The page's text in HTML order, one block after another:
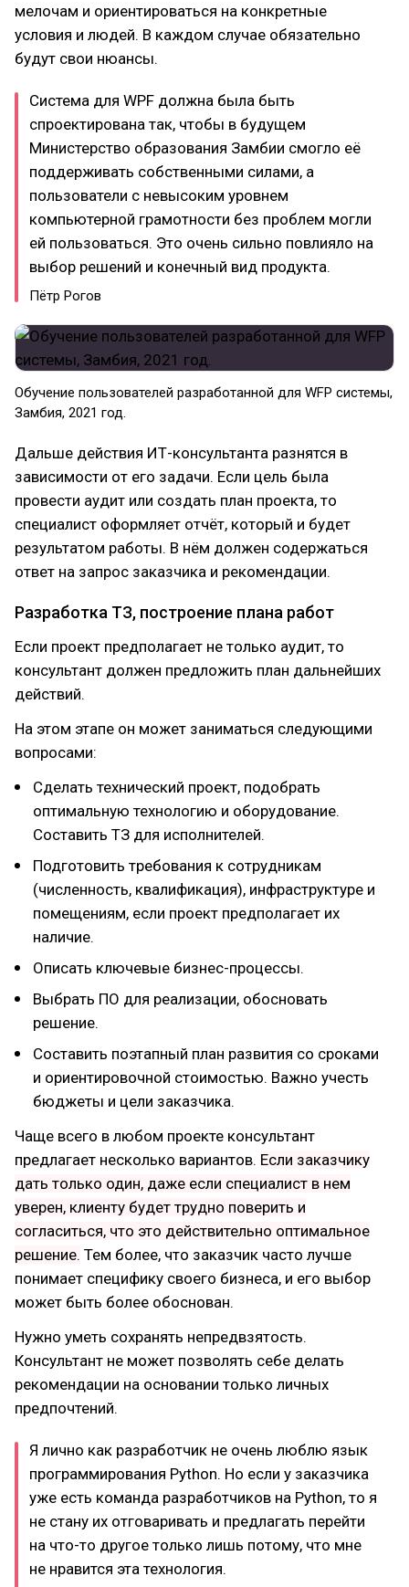
мелочам и ориентироваться на конкретные
условия и людей. В каждом случае обязательно
будут свои нюансы.
Система для WPF должна была быть
спроектирована так, чтобы в будущем
Министерство образования Замбии смогло её
поддерживать собственными силами, а
пользователи с невысоким уровнем
компьютерной грамотности без проблем могли
ей пользоваться. Это очень сильно повлияло на
выбор решений и конечный вид продукта.
Пётр Рогов
Обучение пользователей разработанной для WFP системы,
Замбия, 2021 год.
Дальше действия ИТ-консультанта разнятся в
зависимости от его задачи. Если цель была
провести аудит или создать план проекта, то
специалист оформляет отчёт, который и будет
результатом работы. В нём должен содержаться
ответ на запрос заказчика и рекомендации.
Разработка ТЗ, построение плана работ
Если проект предполагает не только аудит, то
консультант должен предложить план дальнейших
действий.
На этом этапе он может заниматься следующими
вопросами:
Сделать технический проект, подобрать
оптимальную технологию и оборудование.
Составить ТЗ для исполнителей.
Подготовить требования к сотрудникам
(численность, квалификация), инфраструктуре и
помещениям, если проект предполагает их
наличие.
Описать ключевые бизнес-процессы.
Выбрать ПО для реализации, обосновать
решение.
Составить поэтапный план развития со сроками
и ориентировочной стоимостью. Важно учесть
бюджеты и цели заказчика.
Чаще всего в любом проекте консультант
предлагает несколько вариантов. Если заказчику
дать только один, даже если специалист в нем
уверен, клиенту будет трудно поверить и
согласиться, что это действительно оптимальное
решение. Тем более, что заказчик часто лучше
понимает специфику своего бизнеса, и его выбор
может быть более обоснован.
Нужно уметь сохранять непредвзятость.
Консультант не может позволять себе делать
рекомендации на основании только личных
предпочтений.
Я лично как разработчик не очень люблю язык
программирования Python. Но если у заказчика
уже есть команда разработчиков на Python, то я
не стану их отговаривать и предлагать перейти
на что-то другое только лишь потому, что мне
не нравится эта технология.